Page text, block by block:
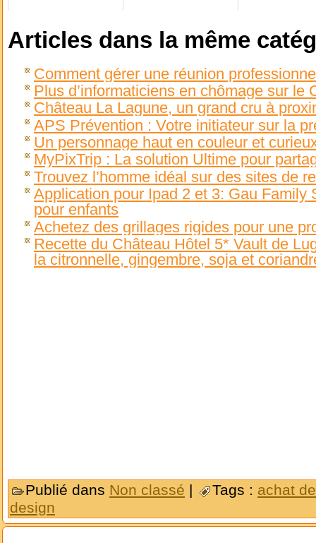
Articles dans la même
Comment gérer une réunion
Plus d’informaticiens en chômage sur le
Château La Lagune, un grand cru à
APS Prévention : Votre initiateur sur la
Un personnage haut en couleur et
MyPixTrip : La solution Ultime pour
Trouvez l’homme idéal sur des sites de
Application pour Ipad 2 et 3: Gau Family
pour enfants
Achetez des grillages rigides pour une
Recette du Château Hôtel 5* Vault de
la citronnelle, gingembre, soja et
Publié dans Non classé | Tags : achat
design